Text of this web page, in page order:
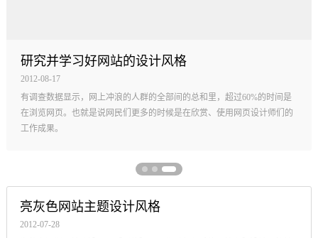
研究并学习好网站的设计风格
2012-08-17
有调查数据显示，网上冲浪的人群的全部间的总和里，超过60%的时间是
在浏览网页。也就是说网民们更多的时候是在欣赏、使用网页设计师们的
工作成果。
亮灰色网站主题设计风格
2012-07-28